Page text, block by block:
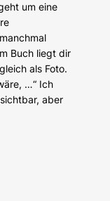
um eine
Buch liegt dir
als Foto.
…“ Ich
aber